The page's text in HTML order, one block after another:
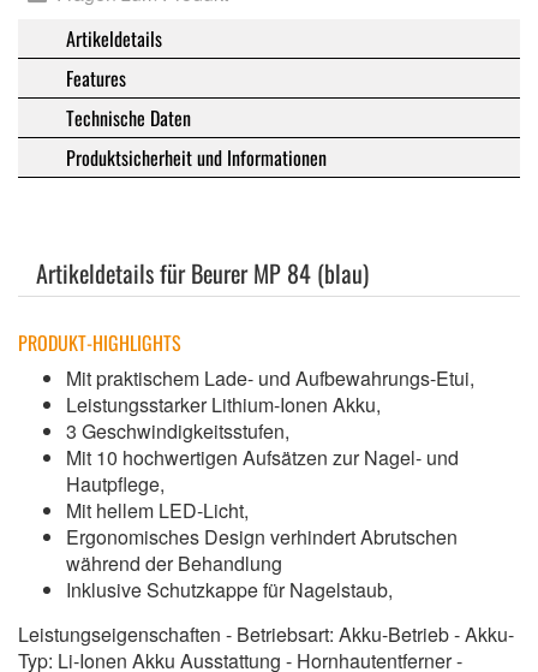
Artikeldetails
Features
Technische Daten
Produktsicherheit und Informationen
Artikeldetails für Beurer MP 84 (blau)
PRODUKT-HIGHLIGHTS
Mit praktischem Lade- und Aufbewahrungs-Etui,
Leistungsstarker Lithium-Ionen Akku,
3 Geschwindigkeitsstufen,
Mit 10 hochwertigen Aufsätzen zur Nagel- und
Hautpflege,
Mit hellem LED-Licht,
Ergonomisches Design verhindert Abrutschen
während der Behandlung
Inklusive Schutzkappe für Nagelstaub,
Leistungseigenschaften - Betriebsart: Akku-Betrieb - Akku-
Typ: Li-Ionen Akku Ausstattung - Hornhautentferner -